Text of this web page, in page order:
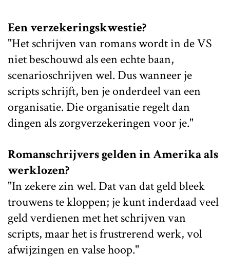
Een verzekeringskwestie?
"Het schrijven van romans wordt in de VS
niet beschouwd als een echte baan,
scenarioschrijven wel. Dus wanneer je
scripts schrijft, ben je onderdeel van een
organisatie. Die organisatie regelt dan
dingen als zorgverzekeringen voor je."
Romanschrijvers gelden in Amerika als
werklozen?
"In zekere zin wel. Dat van dat geld bleek
trouwens te kloppen; je kunt inderdaad veel
geld verdienen met het schrijven van
scripts, maar het is frustrerend werk, vol
afwijzingen en valse hoop."